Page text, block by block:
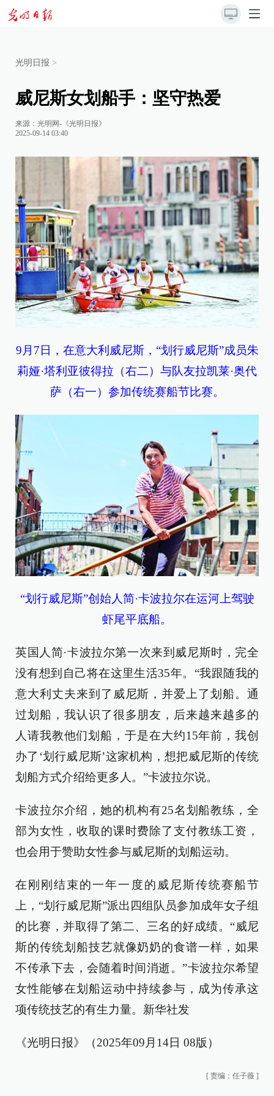
光明日报 >
威尼斯女划船手：坚守热爱
来源： 光明网-《光明日报》
2025-09-14 03:40
9月7日，在意大利威尼斯，“划行威尼斯”成员朱
莉娅·塔利亚彼得拉（右二）与队友拉凯莱·奥代
萨（右一）参加传统赛船节比赛。
“划行威尼斯”创始人简·卡波拉尔在运河上驾驶
虾尾平底船。
英国人简·卡波拉尔第一次来到威尼斯时，完全
没有想到自己将在这里生活35年。“我跟随我的
意大利丈夫来到了威尼斯，并爱上了划船。通
过划船，我认识了很多朋友，后来越来越多的
人请我教他们划船，于是在大约15年前，我创
办了‘划行威尼斯’这家机构，想把威尼斯的传统
划船方式介绍给更多人。”卡波拉尔说。
卡波拉尔介绍，她的机构有25名划船教练，全
部为女性，收取的课时费除了支付教练工资，
也会用于赞助女性参与威尼斯的划船运动。
在刚刚结束的一年一度的威尼斯传统赛船节
上，“划行威尼斯”派出四组队员参加成年女子组
的比赛，并取得了第二、三名的好成绩。“威尼
斯的传统划船技艺就像奶奶的食谱一样，如果
不传承下去，会随着时间消逝。”卡波拉尔希望
女性能够在划船运动中持续参与，成为传承这
项传统技艺的有生力量。新华社发
《光明日报》（2025年09月14日 08版）
[ 责编：任子薇 ]